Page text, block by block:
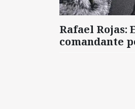
Rafael Rojas:
comandante